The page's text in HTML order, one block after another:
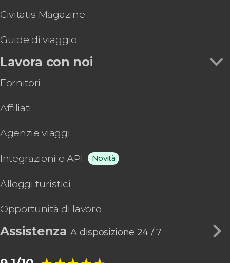
Civitatis Magazine
Guide di viaggio
Lavora con noi
Fornitori
Affiliati
Agenzie viaggi
Integrazioni e API Novità
Alloggi turistici
Opportunità di lavoro
AssistenzaA disposizione 24 / 7